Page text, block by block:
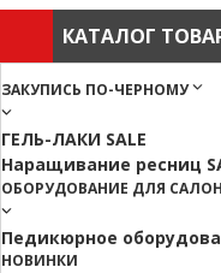
КАТАЛОГ
ЗАКУПИСЬ ПО-ЧЕРНОМУ
ГЕЛЬ-ЛАКИ SALE
Наращивание ресниц
ОБОРУДОВАНИЕ ДЛЯ
Педикюрное
НОВИНКИ